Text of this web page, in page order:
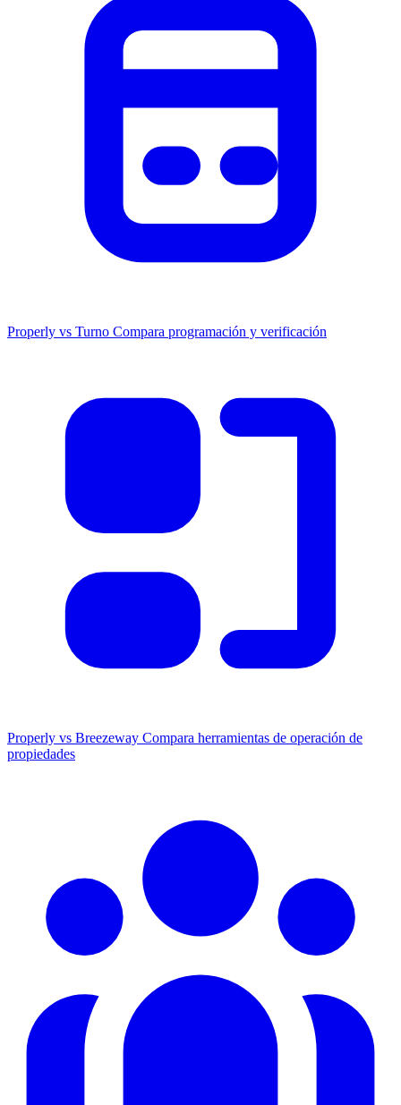
Properly vs Turno Compara programación y verificación
Properly vs Breezeway Compara herramientas de operación de
propiedades